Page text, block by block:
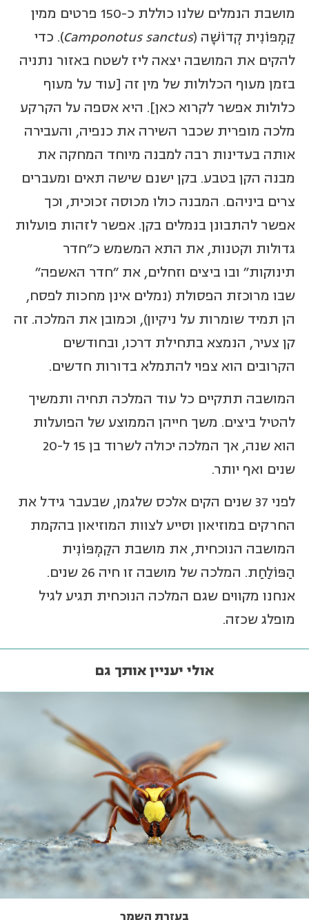
מושבת הנמלים שלנו כוללת כ-150 פרטים ממין
קַמְפּוֹנִית קְדוֹשָׁה (Camponotus sanctus). כדי
להקים את המושבה יצאה ליז לשטח באזור נתניה
בזמן מעוף הכלולות של מין זה [עוד על מעוף
כלולות אפשר לקרוא כאן]. היא אספה על הקרקע
מלכה מופרית שכבר השירה את כנפיה, והעבירה
אותה בעדינות רבה למבנה מיוחד המחקה את
מבנה הקן בטבע. בקן ישנם שישה תאים ומעברים
צרים ביניהם. המבנה כולו מכוסה זכוכית, וכך
אפשר להתבונן בנמלים בקן. אפשר לזהות פועלות
גדולות וקטנות, את התא המשמש כ"חדר
תינוקות" ובו ביצים וזחלים, את "חדר האשפה"
שבו מרוכזת הפסולת (נמלים אינן מחכות לפסח,
הן תמיד שומרות על ניקיון), וכמובן את המלכה. זה
קן צעיר, הנמצא בתחילת דרכו, ובחודשים
הקרובים הוא צפוי להתמלא בדורות חדשים.
המושבה תתקיים כל עוד המלכה תחיה ותמשיך
להטיל ביצים. משך חייהן הממוצע של הפועלות
הוא שנה, אך המלכה יכולה לשרוד בן 15 ל-20
שנים ואף יותר.
לפני 37 שנים הקים אלכס שלגמן, שבעבר גידל את
החרקים במוזיאון וסייע לצוות המוזיאון בהקמת
המושבה הנוכחית, את מושבת הקַמְפּוֹנִית
הַפּוֹלַחַת. המלכה של מושבה זו חיה 26 שנים.
אנחנו מקווים שגם המלכה הנוכחית תגיע לגיל
מופלג שכזה.
אולי יעניין אותך גם